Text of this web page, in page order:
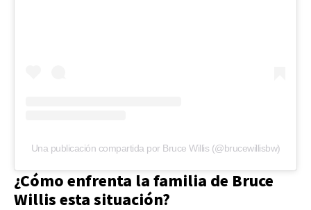
Una publicación compartida por Bruce Willis (@brucewillisbw)
¿Cómo enfrenta la familia de Bruce
Willis esta situación?